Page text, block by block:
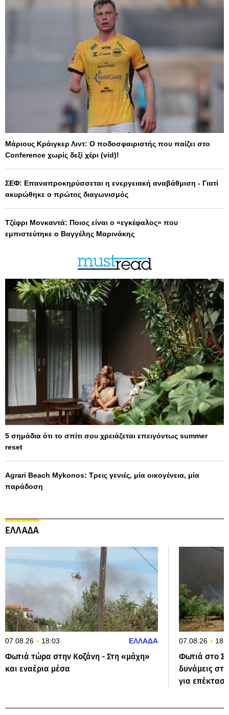
Μάριους Κράιγκερ Λιντ: Ο ποδοσφαιριστής που παίζει στο
Conference χωρίς δεξί χέρι (vid)!
ΣΕΦ: Επαναπροκηρύσσεται η ενεργειακή αναβάθμιση - Γιατί
ακυρώθηκε ο πρώτος διαγωνισμός
Τζέφρι Μονκαντά: Ποιος είναι ο «εγκέφαλος» που
εμπιστεύτηκε ο Βαγγέλης Μαρινάκης
5 σημάδια ότι το σπίτι σου χρειάζεται επειγόντως summer
reset
Agrari Beach Mykonos: Τρεις γενιές, μία οικογένεια, μία
παράδοση
ΕΛΛΑΔΑ
07.08.26 18:03 ΕΛΛΑΔΑ
Φωτιά τώρα στην Κοζάνη - Στη «μάχη»
και εναέρια μέσα
07.08.26
Φωτιά στο
δυνάμεις
για